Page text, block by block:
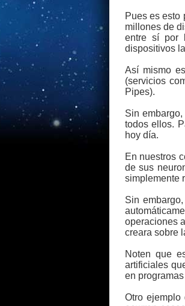
Pues es esto
millones de
entre sí por
dispositivos
Así mismo
(servicios
Pipes).
Sin
todos ellos.
hoy día.
En nuestros
de sus
simplemente
Sin
operaciones
creara sobre
Noten que
artificiales
en
Otro ejemplo